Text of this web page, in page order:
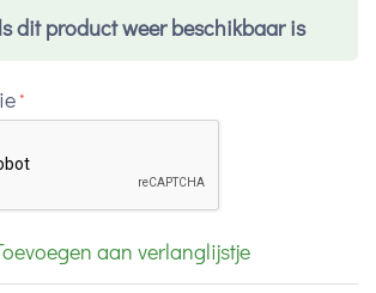
dit product weer beschikbaar is
aan verlanglijstje